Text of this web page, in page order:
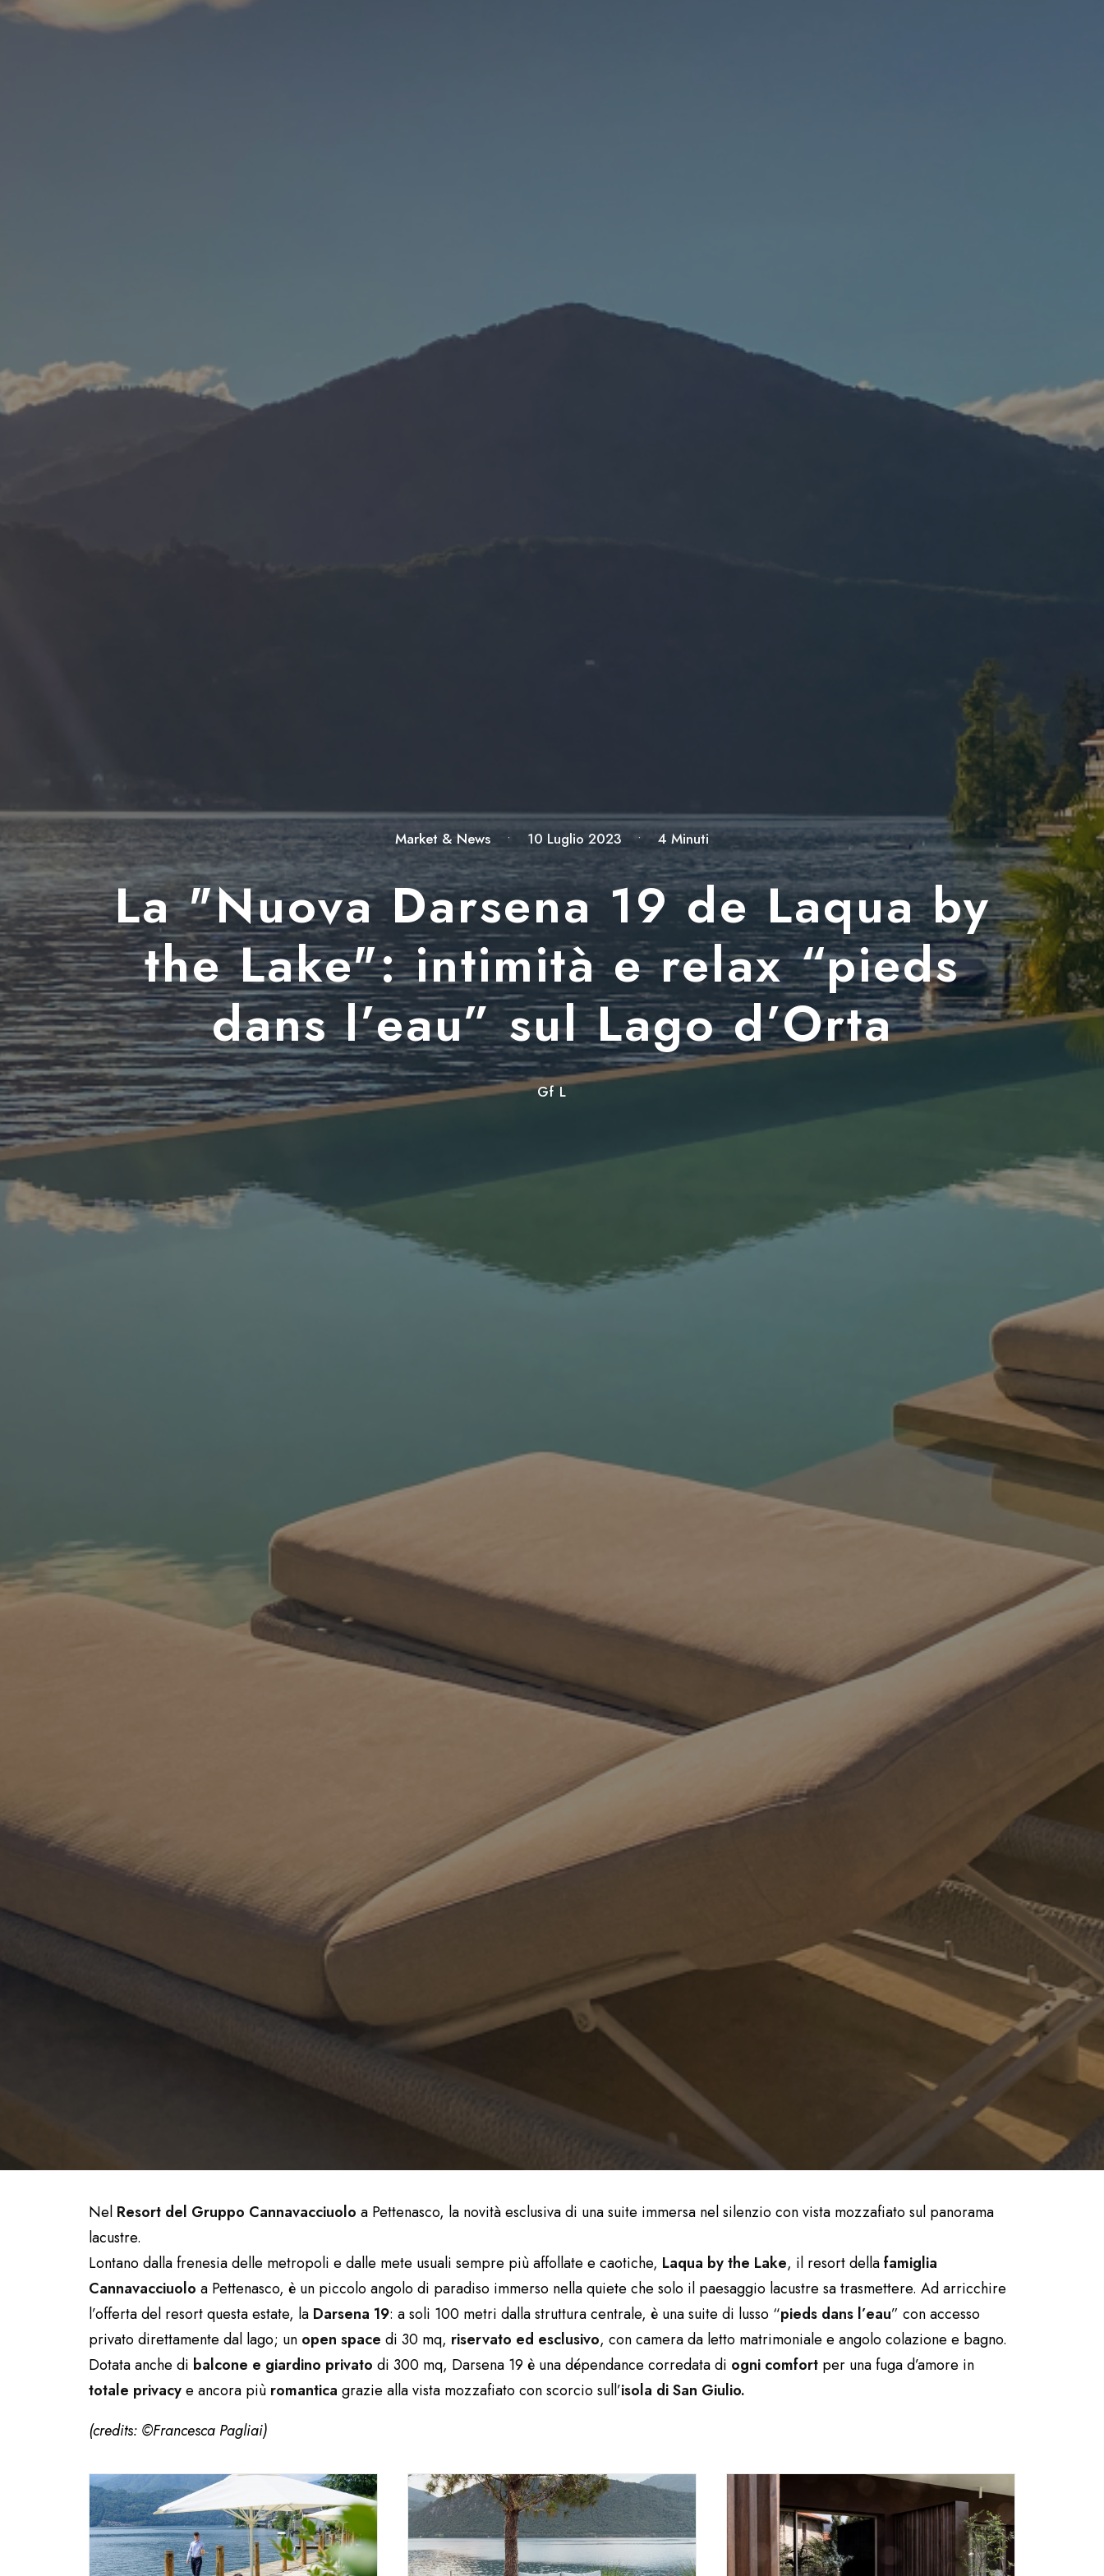
Market & News • 10 Luglio 2023 • 4 Minuti
La "Nuova Darsena 19 de Laqua by
the Lake": intimità e relax “pieds
dans l’eau” sul Lago d’Orta
Gf L
Nel Resort del Gruppo Cannavacciuolo a Pettenasco, la novità esclusiva di una suite immersa nel silenzio con vista mozzafiato sul panorama
lacustre.
Lontano dalla frenesia delle metropoli e dalle mete usuali sempre più affollate e caotiche, Laqua by the Lake, il resort dellafamiglia
Cannavacciuolo a Pettenasco, è un piccolo angolo di paradiso immerso nella quiete che solo il paesaggio lacustre sa trasmettere. Ad arricchire
l’offerta del resort questa estate, la Darsena 19: a soli 100 metri dalla struttura centrale, è una suite di lusso “pieds dans l’eau” con accesso
privato direttamente dal lago; un open space di 30 mq, riservato ed esclusivo, con camera da letto matrimoniale e angolo colazione e bagno.
Dotata anche di balcone e giardino privato di 300 mq, Darsena 19 è una dépendance corredata di ogni comfort per una fuga d’amore in
totale privacye ancora più romantica grazie alla vista mozzafiato con scorcio sull’isola di San Giulio.
(credits: ©Francesca Pagliai)